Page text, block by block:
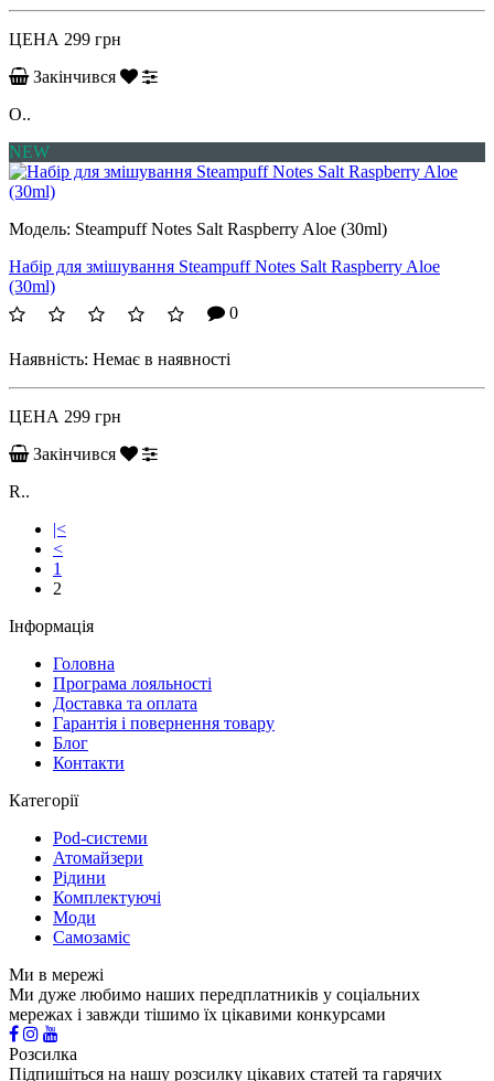
ЦЕНА 299 грн
Закінчився
O..
NEW
Модель: Steampuff Notes Salt Raspberry Aloe (30ml)
Набір для змішування Steampuff Notes Salt Raspberry Aloe
(30ml)
0
Наявність: Немає в наявності
ЦЕНА 299 грн
Закінчився
R..
|<
<
1
2
Інформація
Головна
Програма лояльності
Доставка та оплата
Гарантія і повернення товару
Блог
Контакти
Категорії
Pod-системи
Атомайзери
Рідини
Комплектуючі
Моди
Самозаміс
Ми в мережі
Ми дуже любимо наших передплатників у соціальних
мережах і завжди тішимо їх цікавими конкурсами
Розсилка
Підпишіться на нашу розсилку цікавих статей та гарячих